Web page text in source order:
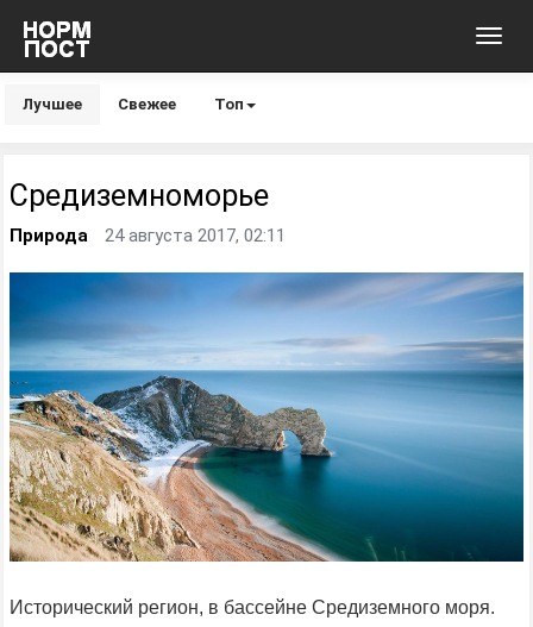
Лучшее Свежее Топ
Средиземноморье
Природа 24 августа 2017, 02:11
Исторический регион, в бассейне Средиземного моря.